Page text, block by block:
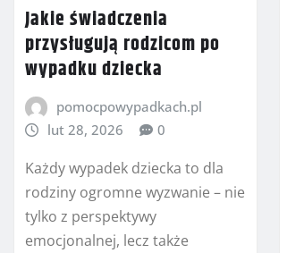
Jakie świadczenia
przysługują rodzicom po
wypadku dziecka
pomocpowypadkach.pl
lut 28, 2026
0
Każdy wypadek dziecka to dla
rodziny ogromne wyzwanie – nie
tylko z perspektywy
emocjonalnej, lecz także